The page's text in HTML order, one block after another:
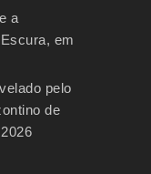
a
em
pelo
de